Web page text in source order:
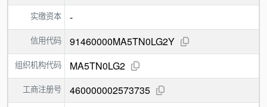
实缴资本 -
信用代码 91460000MA5TN0LG2Y
组织机构代码 MA5TN0LG2
工商注册号 460000002573735